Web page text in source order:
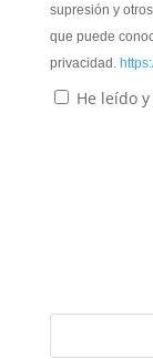
supresión y
que puede
privacidad.
He leído